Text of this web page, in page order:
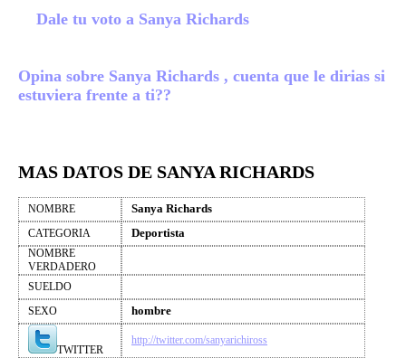
Dale tu voto a Sanya Richards
Opina sobre Sanya Richards , cuenta que le dirias si
estuviera frente a ti??
MAS DATOS DE SANYA RICHARDS
NOMBRE Sanya Richards
CATEGORIA Deportista
NOMBRE
VERDADERO
SUELDO
SEXO
hombre
TWITTER
http://twitter.com/sanyarichiross